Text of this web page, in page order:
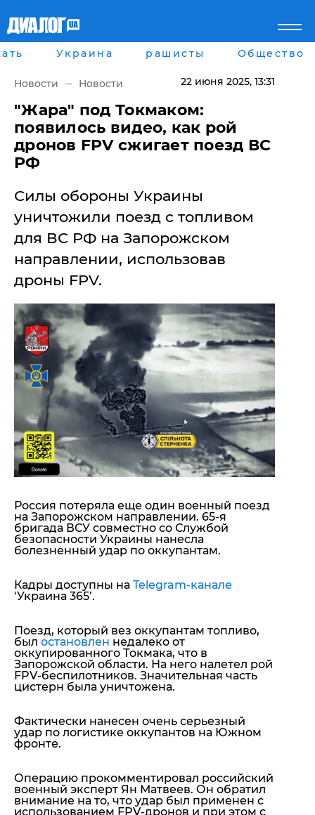
Главная
рассея
Мир
Беларусь
Военное обозрение
Наука и Техника
Экономика
Блоги
Шоу-биз
Здоровье
Спорт
Культура
Города
Харьков
Днепр
Львов
Крыму
"ДНР"
"ЛНР"
Оккупация Крыма
Новости Крыма
Донбасс
Армия Украины
Здоровье
Помощь проекту
Стиль Диалога
Шоу-биз
Культура
Общество
Пресс-релизы
Пресс-релизы
Авторское
Мнение
Блоги
ИноСМИ
Украина рашисты Общество
Новости Новости 22 июня 2025, 13:31
​"Жара" под Токмаком:
появилось видео, как рой
дронов FPV сжигает поезд ВС
РФ
Силы обороны Украины
уничтожили поезд с топливом
для ВС РФ на Запорожском
направлении, использовав
дроны FPV.
Россия потеряла еще один военный поезд
на Запорожском направлении. 65-я
бригада ВСУ совместно со Службой
безопасности Украины нанесла
болезненный удар по оккупантам.
Кадры доступны на Telegram-канале
‘Украина 365’.
Поезд, который вез оккупантам топливо,
был остановлен недалеко от
оккупированного Токмака, что в
Запорожской области. На него налетел рой
FPV-беспилотников. Значительная часть
цистерн была уничтожена.
Фактически нанесен очень серьезный
удар по логистике оккупантов на Южном
фронте.
Операцию прокомментировал российский
военный эксперт Ян Матвеев. Он обратил
внимание на то, что удар был применен с
использованием FPV-дронов и при этом с